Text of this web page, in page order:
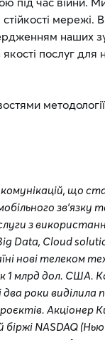
мережі.
наших
послуг для
що
зв’язку
з
Data, Cloud
нові телеком
1 млрд дол. США.
роки виділила
Акціонер
біржі NASDAQ